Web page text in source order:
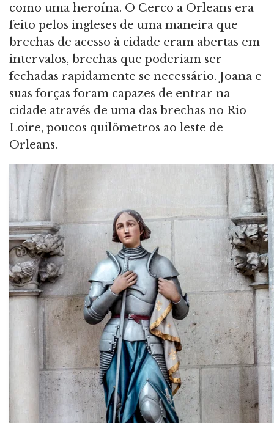
como uma heroína. O Cerco a Orleans era
feito pelos ingleses de uma maneira que
brechas de acesso à cidade eram abertas em
intervalos, brechas que poderiam ser
fechadas rapidamente se necessário. Joana e
suas forças foram capazes de entrar na
cidade através de uma das brechas no Rio
Loire, poucos quilômetros ao leste de
Orleans.